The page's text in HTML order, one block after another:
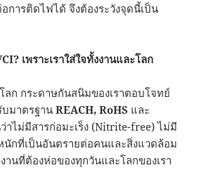
อการติดไฟได้ จึงต้องระวังจุดนี้เป็น
เพราะเราใส่ใจทั้งงานและโลก
ลก กระดาษกันสนิมของเราตอบโจทย์
บมาตรฐานREACH, RoHS และ
าไม่มีสารก่อมะเร็ง (Nitrite-free) ไม่มี
นักที่เป็นอันตรายต่อคนและสิ่งแวดล้อม
นที่ต้องห่อของทุกวันและโลกของเรา